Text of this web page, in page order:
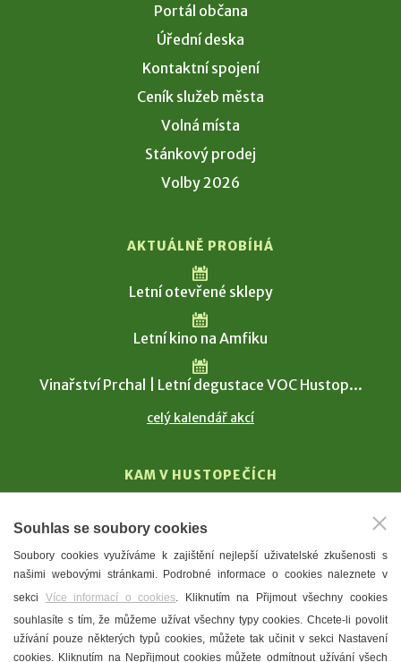
Portál občana
Úřední deska
Kontaktní spojení
Ceník služeb města
Volná místa
Stánkový prodej
Volby 2026
AKTUÁLNĚ PROBÍHÁ
Letní otevřené sklepy
Letní kino na Amfiku
Vinařství Prchal | Letní degustace VOC Hustop...
celý kalendář akcí
KAM V HUSTOPEČÍCH
T. G. Masaryk
Mandloně
Ubytování
Restaurace
Městské muzeum a galerie
Souhlas se soubory cookies
Soubory cookies využíváme k zajištění nejlepší uživatelské zkušenosti s
našimi webovými stránkami. Podrobné informace o cookies naleznete v
sekci Více informací o cookies. Kliknutím na Přijmout všechny cookies
souhlasíte s tím, že můžeme užívat všechny typy cookies. Chcete-li povolit
užívání pouze některých typů cookies, můžete tak učinit v sekci Nastavení
cookies. Kliknutím na Nepřijmout cookies můžete odmítnout užívání všech